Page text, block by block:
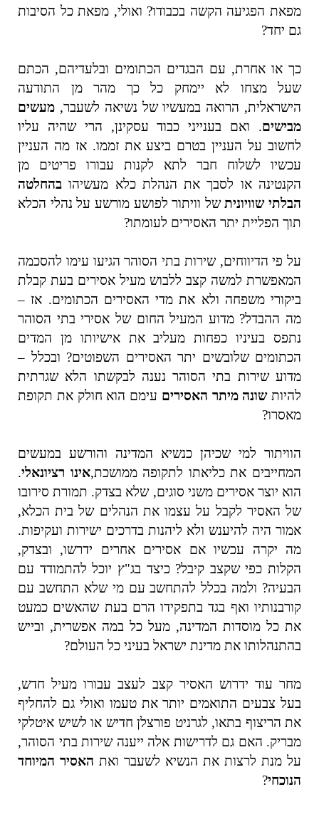
מפאת הפגיעה הקשה בכבודו? ואולי, מפאת כל הסיבות
גם יחד?
כך או אחרת, עם הבגדים הכתומים ובלעדיהם, הכתם
שעל מצחו לא יימחק כל כך מהר מן התודעה
הישראלית, הרואה במעשיו של נשיאה לשעבר, מעשים
מבישים. ואם בענייני כבוד עסקינן, הרי שהיה עליו
לחשוב על העניין בטרם ביצע את זממו. אז מה העניין
עכשיו לשלוח חבר לתא לקנות עבורו פריטים מן
הקנטינה או לסבך את הנהלת כלא מעשיהו בהחלטה
הבלתי שוויונית של וויתור לפושע מורשע על נהלי הכלא
תוך הפליית יתר האסירים לעומתו?
על פי הדיווחים, שירות בתי הסוהר הגיעו עימו להסכמה
המאפשרת למשה קצב ללבוש מעיל אסירים בעת קבלת
ביקורי משפחה ולא את מדי האסירים הכתומים. אז –
מה ההבדל? מדוע המעיל החום של אסירי בתי הסוהר
נתפס בעיניו כפחות מעליב את אישיותו מן המדים
הכתומים שלובשים יתר האסירים השפוטים? ובכלל –
מדוע שירות בתי הסוהר נענה לבקשתו הלא שגרתית
להיות שונה מיתר האסירים עימם הוא חולק את תקופת
מאסרו?
הוויתור למי שכיהן כנשיא המדינה והורשע במעשים
המחייבים את כליאתו לתקופה ממושכת,אינו רציונאלי.
הוא יוצר אסירים משני סוגים, שלא בצדק. תמורת סירובו
של האסיר לקבל על עצמו את הנהלים של בית הכלא,
אמור היה להיענש ולא ליהנות בדרכים ישירות ועקיפות.
מה יקרה עכשיו אם אסירים אחרים ידרשו, ובצדק,
הקלות כפי שקצב קיבל? כיצד בג"ץ יוכל להתמודד עם
הבעיה? ולמה בכלל להתחשב עם מי שלא התחשב עם
קורבנותיו ואף בגד בתפקידו הרם בעת שהאשים כמעט
את כל מוסדות המדינה, מעל כל במה אפשרית, ובייש
בהתנהלותו את מדינת ישראל בעיני כל העולם?
מחר עוד ידרוש האסיר קצב לעצב עבורו מעיל חדש,
בעל צבעים התואמים יותר את טעמו ואולי גם להחליף
את הריצוף בתאו, לגרניט פורצלן חדיש או לשיש איטלקי
מבריק. האם גם לדרישות אלה ייענה שירות בתי הסוהר,
על מנת לרצות את הנשיא לשעבר ואת האסיר המיוחד
הנוכחי?